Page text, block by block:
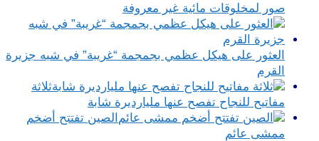
صور لمخلوقات مائية غير معروفة
العثور على هيكل عظمي بجمجمة “غريبة” في شبه جزيرة
القرم
ثلاثة
مفاتيح للنجاح تفصح عنها مليارديرة شابة
الصين تفتتح أضخم
ممشى عائم